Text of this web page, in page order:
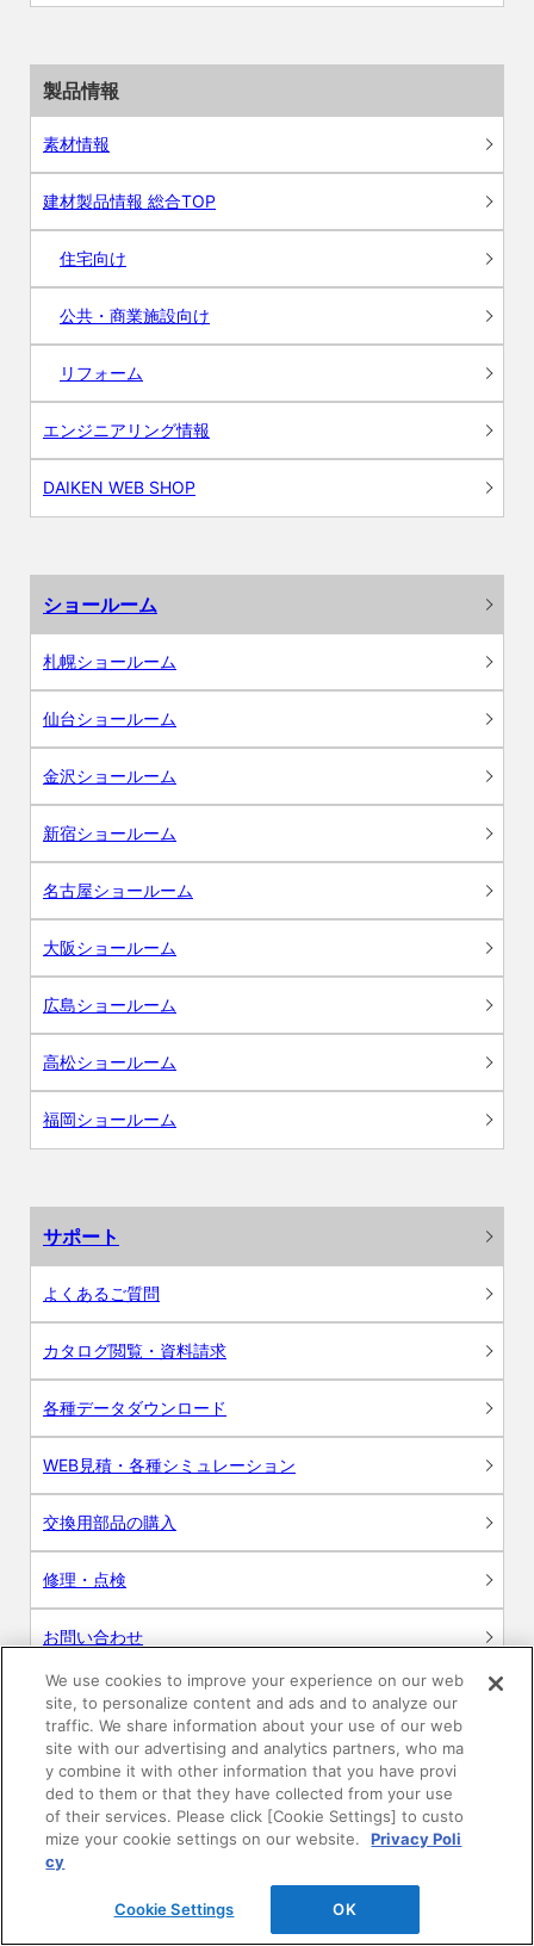
製品情報
素材情報
建材製品情報 総合TOP
住宅向け
公共・商業施設向け
リフォーム
エンジニアリング情報
DAIKEN WEB SHOP
ショールーム
札幌ショールーム
仙台ショールーム
金沢ショールーム
新宿ショールーム
名古屋ショールーム
大阪ショールーム
広島ショールーム
高松ショールーム
福岡ショールーム
サポート
よくあるご質問
カタログ閲覧・資料請求
各種データダウンロード
WEB見積・各種シミュレーション
交換用部品の購入
修理・点検
お問い合わせ
ログイン
建築・設計関係者様向けサイト
ユーザー登録サービス
WEB見積システム
収納プランニングソフト
We use cookies to improve your experience on our web
site, to personalize content and ads and to analyze our
traffic. We share information about your use of our web
site with our advertising and analytics partners, who ma
y combine it with other information that you have provi
ded to them or that they have collected from your use
of their services. Please click [Cookie Settings] to custo
mize your cookie settings on our website.
Privacy Poli
cy
Cookie Settings OK